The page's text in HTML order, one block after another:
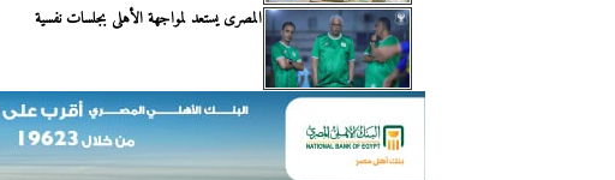
المصرى يستعد لمواجهة الأهلى بجلسات نفسية